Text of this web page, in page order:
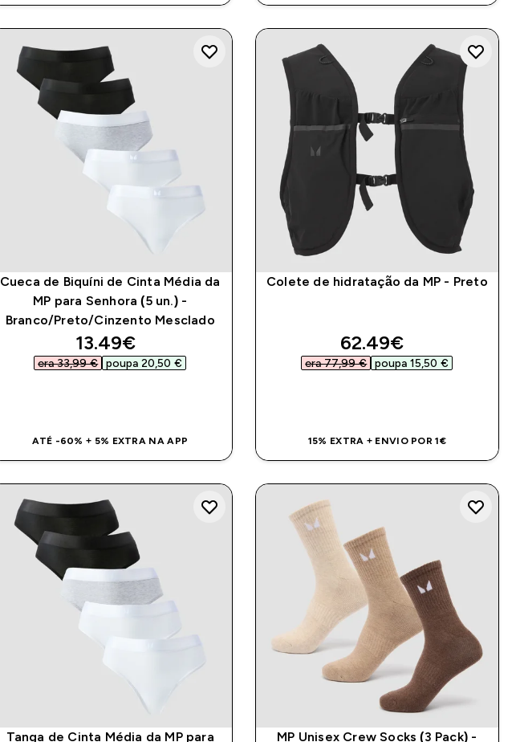
Cueca de Biquíni de Cinta Média da
MP para Senhora (5 un.) -
Branco/Preto/Cinzento Mesclado
discounted price
13.49€‎
era 33,99 €‎ poupa 20,50 €‎
ATÉ -60% + 5% EXTRA NA APP
Colete de hidratação da MP - Preto
discounted price
62.49€‎
era 77,99 €‎ poupa 15,50 €‎
15% EXTRA + ENVIO POR 1€
Tanga de Cinta Média da MP para MP Unisex Crew Socks (3 Pack) -